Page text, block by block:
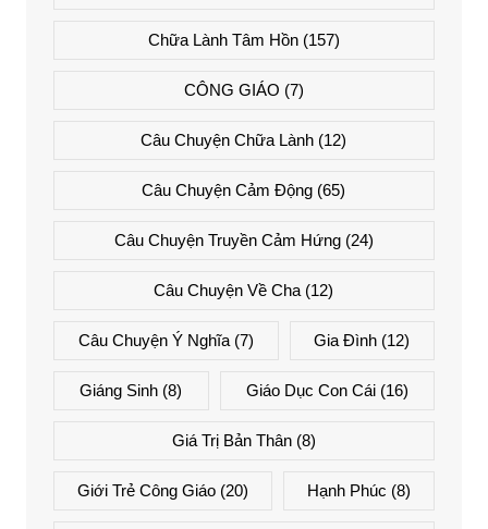
Chữa Lành Tâm Hồn(157)
CÔNG GIÁO (7)
Câu Chuyện Chữa Lành (12)
Câu Chuyện Cảm Động (65)
Câu Chuyện Truyền Cảm Hứng(24)
Câu Chuyện Về Cha (12)
Câu Chuyện Ý Nghĩa(7) Gia Đình (12)
Giáng Sinh (8) Giáo Dục Con Cái(16)
Giá Trị Bản Thân(8)
Giới Trẻ Công Giáo(20) Hạnh Phúc (8)